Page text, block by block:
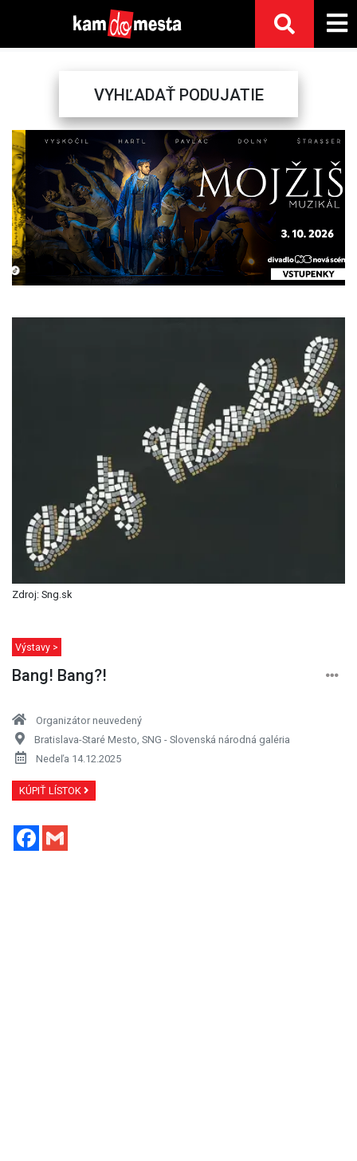
VYHĽADAŤ PODUJATIE
Previous
Zdroj: Sng.sk
Výstavy >
Bang! Bang?!
Organizátor neuvedený
Bratislava-Staré Mesto, SNG - Slovenská národná galéria
Nedeľa 14.12.2025
KÚPIŤ LÍSTOK
Facebook